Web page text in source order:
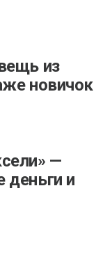
из
новичок
—
деньги и